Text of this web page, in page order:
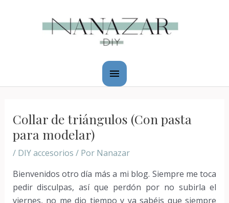
principal
Collar de triángulos (Con pasta
para modelar)
/ DIY accesorios / Por Nanazar
Bienvenidos otro día más a mi blog. Siempre me toca
pedir disculpas, así que perdón por no subirla el
viernes, no me dio tiempo y ya sabéis que siempre
entradas